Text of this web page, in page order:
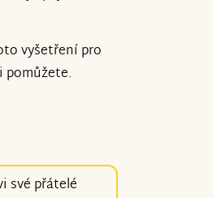
vyšetření pro
pomůžete.
své přátelé